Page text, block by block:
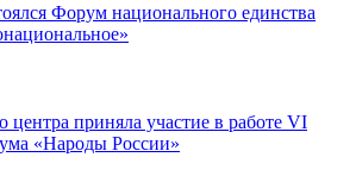
Форум национального единства
центра приняла участие в работе VI
«Народы России»